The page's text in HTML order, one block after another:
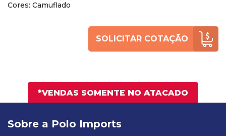
Cores: Camuflado
SOLICITAR COTAÇÃO
*VENDAS SOMENTE NO ATACADO
Sobre a Polo Imports